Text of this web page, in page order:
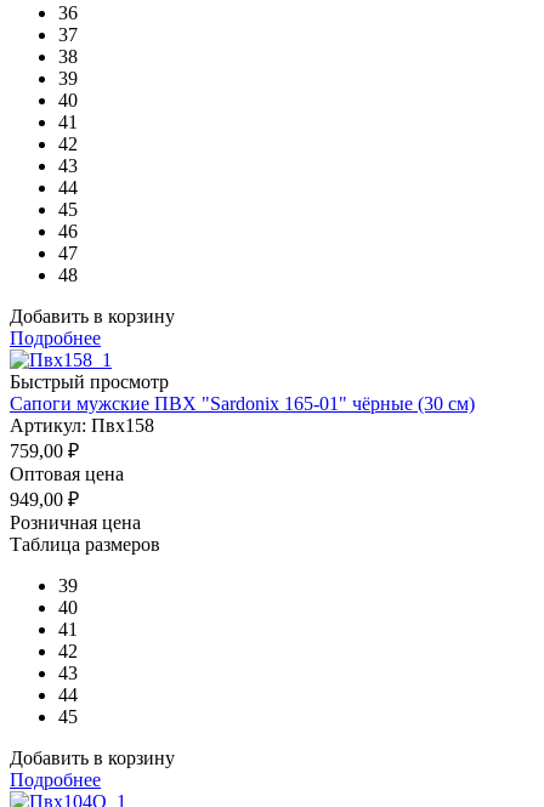
36
37
38
39
40
41
42
43
44
45
46
47
48
Добавить в корзину
Подробнее
Быстрый просмотр
Сапоги мужские ПВХ "Sardonix 165-01" чёрные (30 см)
Артикул: Пвх158
759,00 ₽
Оптовая цена
949,00 ₽
Розничная цена
Таблица размеров
39
40
41
42
43
44
45
Добавить в корзину
Подробнее